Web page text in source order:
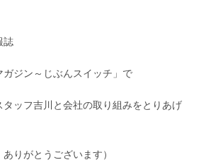
誌
ガジン～じぶんスイッチ」で
ッフ吉川と会社の取り組みをとりあげ
りがとうございます）